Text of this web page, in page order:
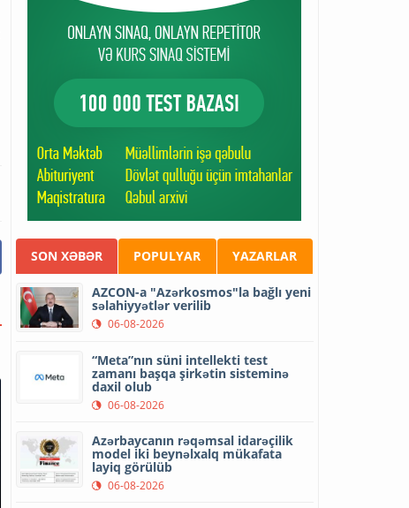
SON XƏBƏR POPULYAR YAZARLAR
AZCON-a "Azərkosmos"la bağlı yeni
səlahiyyətlər verilib
06-08-2026
“Meta”nın süni intellekti test
zamanı başqa şirkətin sisteminə
daxil olub
06-08-2026
Azərbaycanın rəqəmsal idarəçilik
model iki beynəlxalq mükafata
layiq görülüb
06-08-2026